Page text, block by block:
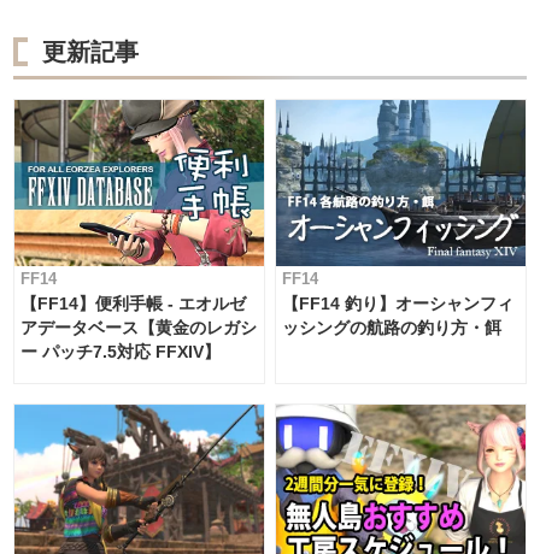
更新記事
FF14
【FF14】便利手帳 - エオルゼ
アデータベース【黄金のレガシ
ー パッチ7.5対応 FFXIV】
FF14
【FF14 釣り】オーシャンフィ
ッシングの航路の釣り方・餌